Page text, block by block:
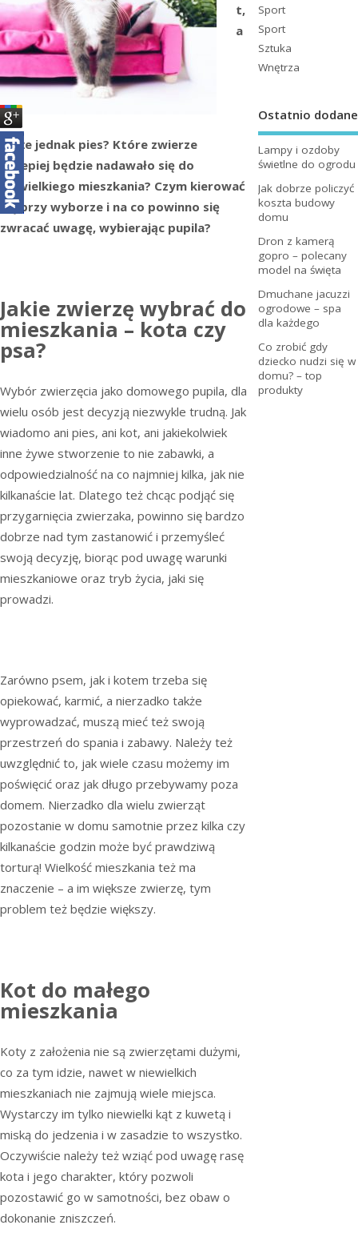
t,
a
może jednak pies? Które zwierze
najlepiej będzie nadawało się do
niewielkiego mieszkania? Czym kierować
się przy wyborze i na co powinno się
zwracać uwagę, wybierając pupila?
Jakie zwierzę wybrać do
mieszkania – kota czy
psa?
Wybór zwierzęcia jako domowego pupila, dla
wielu osób jest decyzją niezwykle trudną. Jak
wiadomo ani pies, ani kot, ani jakiekolwiek
inne żywe stworzenie to nie zabawki, a
odpowiedzialność na co najmniej kilka, jak nie
kilkanaście lat. Dlatego też chcąc podjąć się
przygarnięcia zwierzaka, powinno się bardzo
dobrze nad tym zastanowić i przemyśleć
swoją decyzję, biorąc pod uwagę warunki
mieszkaniowe oraz tryb życia, jaki się
prowadzi.
Zarówno psem, jak i kotem trzeba się
opiekować, karmić, a nierzadko także
wyprowadzać, muszą mieć też swoją
przestrzeń do spania i zabawy. Należy też
uwzględnić to, jak wiele czasu możemy im
poświęcić oraz jak długo przebywamy poza
domem. Nierzadko dla wielu zwierząt
pozostanie w domu samotnie przez kilka czy
kilkanaście godzin może być prawdziwą
torturą! Wielkość mieszkania też ma
znaczenie – a im większe zwierzę, tym
problem też będzie większy.
Kot do małego
mieszkania
Koty z założenia nie są zwierzętami dużymi,
co za tym idzie, nawet w niewielkich
mieszkaniach nie zajmują wiele miejsca.
Wystarczy im tylko niewielki kąt z kuwetą i
miską do jedzenia i w zasadzie to wszystko.
Oczywiście należy też wziąć pod uwagę rasę
kota i jego charakter, który pozwoli
pozostawić go w samotności, bez obaw o
dokonanie zniszczeń.
Sport
Sport
Sztuka
Wnętrza
Ostatnio dodane
Lampy i ozdoby
świetlne do ogrodu
Jak dobrze policzyć
koszta budowy
domu
Dron z kamerą
gopro – polecany
model na święta
Dmuchane jacuzzi
ogrodowe – spa
dla każdego
Co zrobić gdy
dziecko nudzi się w
domu? – top
produkty